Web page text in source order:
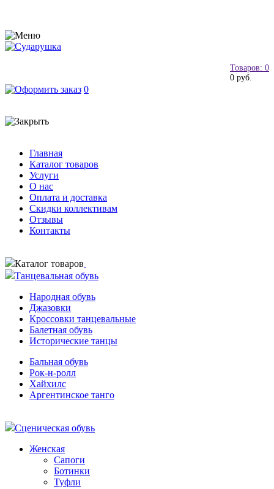
Товаров: 0
0 руб.
0
Главная
Каталог товаров
Услуги
О нас
Оплата и доставка
Скидки коллективам
Отзывы
Контакты
Каталог товаров
Танцевальная обувь
Народная обувь
Джазовки
Кроссовки танцевальные
Балетная обувь
Исторические танцы
Бальная обувь
Рок-н-ролл
Хайхилс
Аргентинское танго
Сценическая обувь
Женская
Сапоги
Ботинки
Туфли